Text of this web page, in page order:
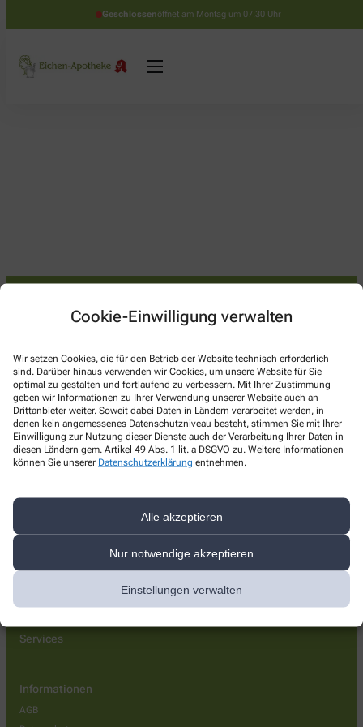
Cookie-Einwilligung verwalten
Wir setzen Cookies, die für den Betrieb der Website technisch erforderlich
sind. Darüber hinaus verwenden wir Cookies, um unsere Website für Sie
optimal zu gestalten und fortlaufend zu verbessern. Mit Ihrer Zustimmung
geben wir Informationen zu Ihrer Verwendung unserer Website auch an
Drittanbieter weiter. Soweit dabei Daten in Ländern verarbeitet werden, in
denen kein angemessenes Datenschutzniveau besteht, stimmen Sie mit Ihrer
Einwilligung zur Nutzung dieser Dienste auch der Verarbeitung Ihrer Daten in
diesen Ländern gem. Artikel 49 Abs. 1 lit. a DSGVO zu. Weitere Informationen
können Sie unserer Datenschutzerklärung entnehmen.
Alle akzeptieren
Nur notwendige akzeptieren
Einstellungen verwalten
Geschlossenöffnet am Montag um 07:30 Uhr
Eichen-Apotheke
Stettiner Str. 41,17309 Pasewalk
+49-3973214071
+49-3973214072
Lieferoptionen
Services
Informationen
AGB